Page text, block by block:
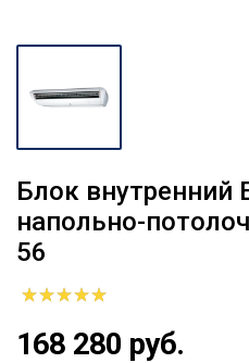
Блок внутренний
напольно-
56
168 280 руб.